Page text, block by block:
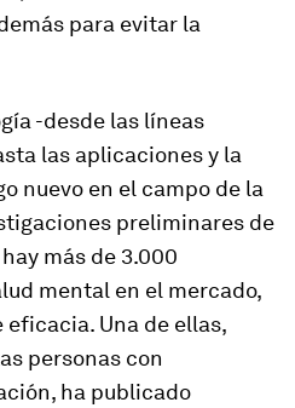
para evitar la
-desde las líneas
las aplicaciones y la
nuevo en el campo de la
preliminares de
más de 3.000
mental en el mercado,
Una de ellas,
personas con
ha publicado